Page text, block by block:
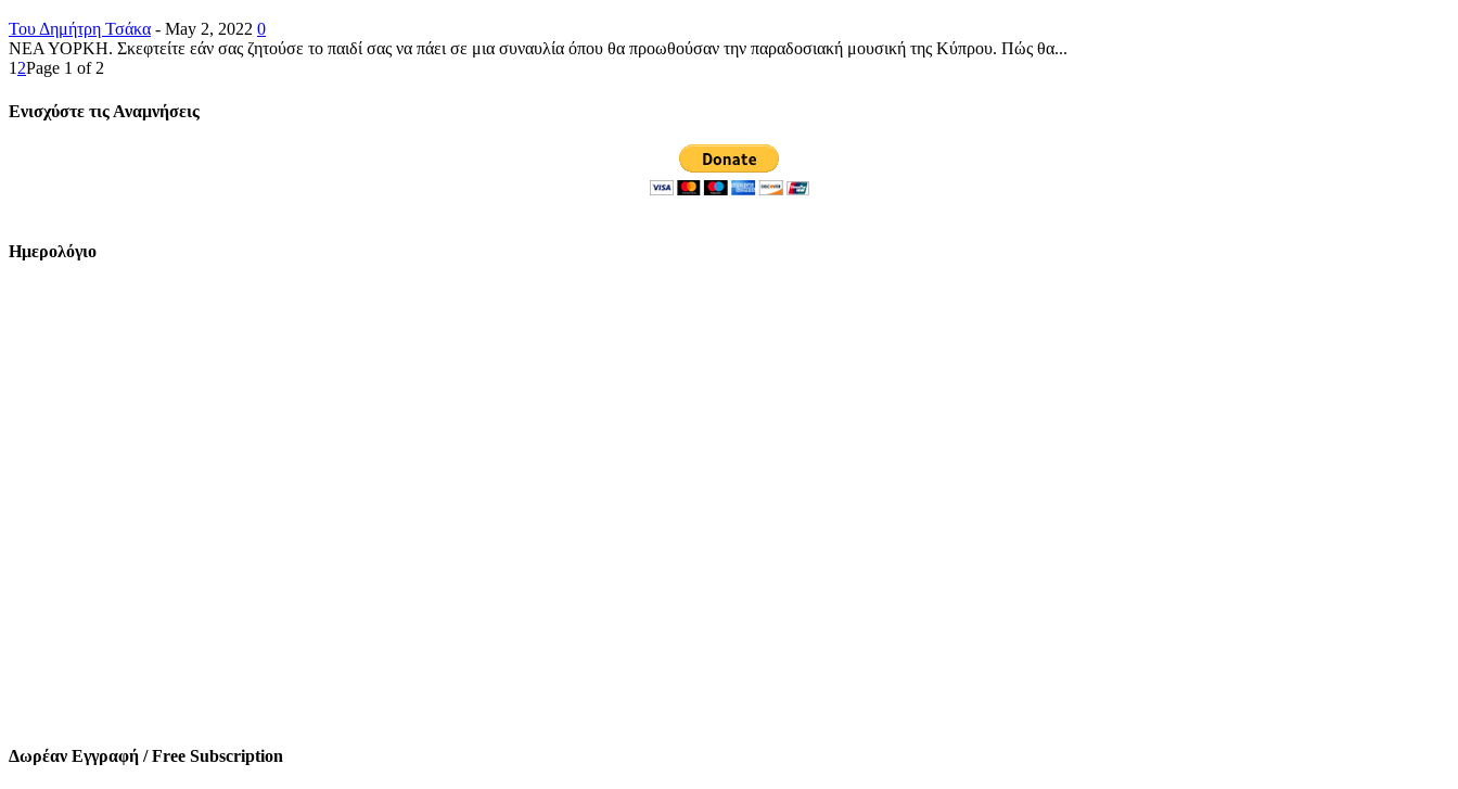
Του Δημήτρη Τσάκα - May 2, 2022 0
ΝΕΑ ΥΟΡΚΗ. Σκεφτείτε εάν σας ζητούσε το παιδί σας να πάει σε μια συναυλία όπου θα προωθούσαν την παραδοσιακή μουσική της Κύπρου. Πώς θα...
1 2Page 1 of 2
Ενισχύστε τις Αναμνήσεις
Ημερολόγιο
Δωρέαν Εγγραφή / Free Subscription